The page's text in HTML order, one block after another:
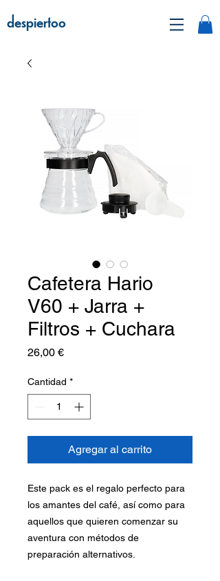
despiertoo
Cafetera Hario
V60 + Jarra +
Filtros + Cuchara
26,00 €Precio
Cantidad *
Agregar al carrito
Este pack es el regalo perfecto para
los amantes del café, así como para
aquellos que quieren comenzar su
aventura con métodos de
preparación alternativos.